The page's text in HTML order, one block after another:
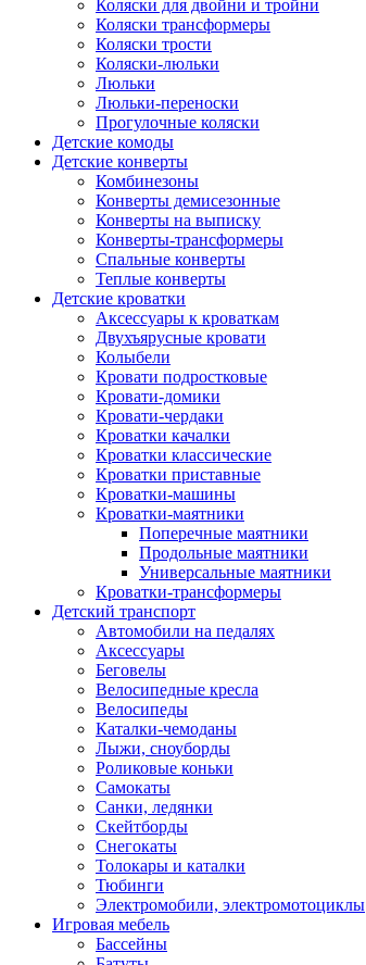
Коляски для двойни и тройни
Коляски трансформеры
Коляски трости
Коляски-люльки
Люльки
Люльки-переноски
Прогулочные коляски
Детские комоды
Детские конверты
Комбинезоны
Конверты демисезонные
Конверты на выписку
Конверты-трансформеры
Спальные конверты
Теплые конверты
Детские кроватки
Аксессуары к кроваткам
Двухъярусные кровати
Колыбели
Кровати подростковые
Кровати-домики
Кровати-чердаки
Кроватки качалки
Кроватки классические
Кроватки приставные
Кроватки-машины
Кроватки-маятники
Поперечные маятники
Продольные маятники
Универсальные маятники
Кроватки-трансформеры
Детский транспорт
Автомобили на педалях
Аксессуары
Беговелы
Велосипедные кресла
Велосипеды
Каталки-чемоданы
Лыжи, сноуборды
Роликовые коньки
Самокаты
Санки, ледянки
Скейтборды
Снегокаты
Толокары и каталки
Тюбинги
Электромобили, электромотоциклы
Игровая мебель
Бассейны